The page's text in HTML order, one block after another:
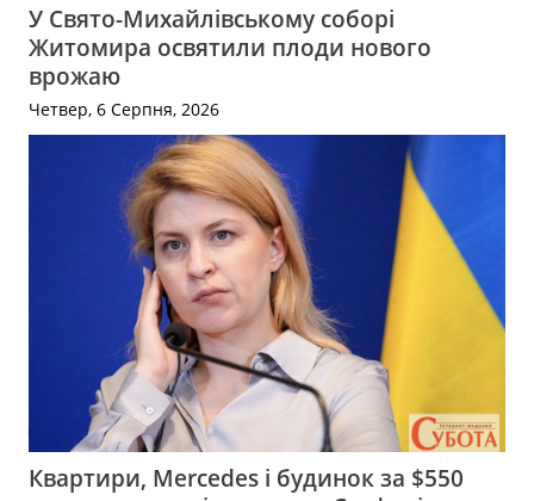
У Свято-Михайлівському соборі
Житомира освятили плоди нового
врожаю
Четвер, 6 Серпня, 2026
Квартири, Mercedes і будинок за $550